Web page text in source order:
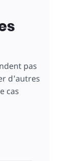
pas
d'autres
cas